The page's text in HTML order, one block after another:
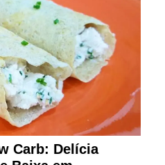
Carb: Delícia